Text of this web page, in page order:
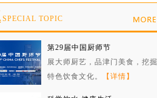
SPECIAL TOPIC
第29届中国厨师节
展大师厨艺，品津门美食，挖掘
特色饮食文化。
【详情】